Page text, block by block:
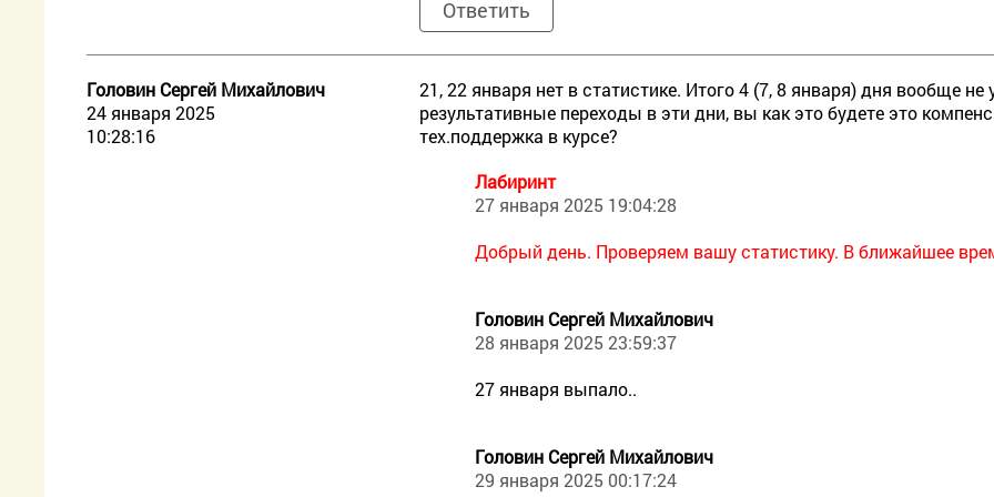
Ответить
Головин Сергей Михайлович
24 января 2025
10:28:16
21, 22 января нет в статистике. Итого 4 (7, 8 января) дня вообще
результативные переходы в эти дни, вы как это будете это
тех.поддержка в курсе?
Лабиринт
27 января 2025 19:04:28
Добрый день. Проверяем вашу статистику. В ближайшее
Головин Сергей Михайлович
28 января 2025 23:59:37
27 января выпало..
Головин Сергей Михайлович
29 января 2025 00:17:24